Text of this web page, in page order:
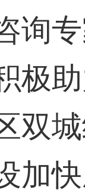
询
极
双
加